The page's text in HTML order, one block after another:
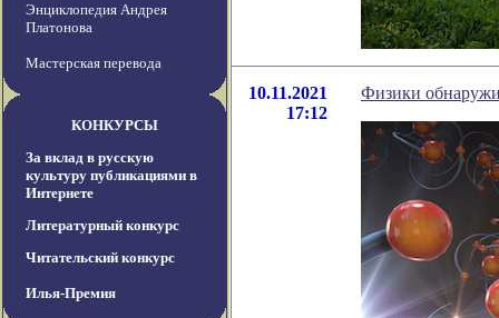
Энциклопедия Андрея
Платонова
Мастерская перевода
КОНКУРСЫ
За вклад в русскую
культуру публикациями в
Интернете
Литературный конкурс
Читательский конкурс
Илья-Премия
10.11.2021
17:12
Физики